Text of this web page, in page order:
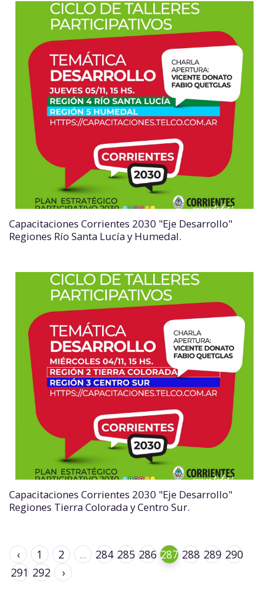
Capacitaciones Corrientes 2030 "Eje Desarrollo"
Regiones Río Santa Lucía y Humedal.
Capacitaciones Corrientes 2030 "Eje Desarrollo"
Regiones Tierra Colorada y Centro Sur.
‹ 1 2 ... 284 285 286 287 288 289 290
291 292 ›